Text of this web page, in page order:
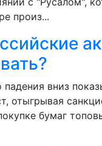
произ...
вниз
отыгрывая
бумаг